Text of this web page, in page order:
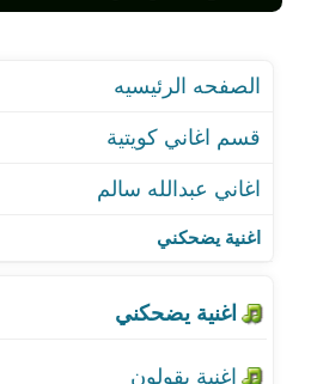
اغنية يضحكني
اغنية يضحكني
اغنية يقولون
اغنية مافي بحلاها